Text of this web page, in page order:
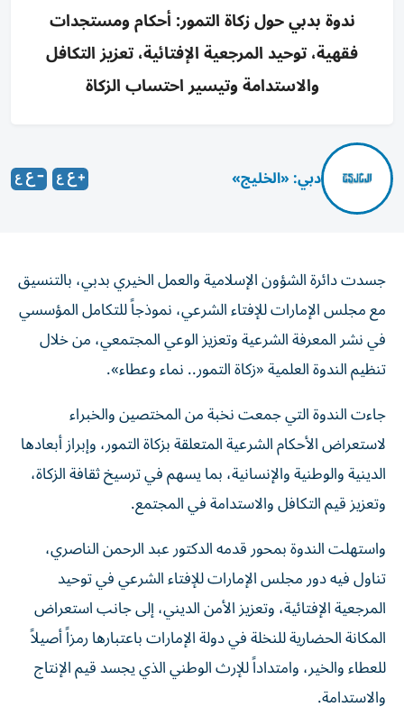
ندوة بدبي حول زكاة التمور: أحكام ومستجدات
فقهية، توحيد المرجعية الإفتائية، تعزيز التكافل
والاستدامة وتيسير احتساب الزكاة
دبي: «الخليج»
جسدت دائرة الشؤون الإسلامية والعمل الخيري بدبي، بالتنسيق
مع مجلس الإمارات للإفتاء الشرعي، نموذجاً للتكامل المؤسسي
في نشر المعرفة الشرعية وتعزيز الوعي المجتمعي، من خلال
تنظيم الندوة العلمية «زكاة التمور.. نماء وعطاء».
جاءت الندوة التي جمعت نخبة من المختصين والخبراء
لاستعراض الأحكام الشرعية المتعلقة بزكاة التمور، وإبراز أبعادها
الدينية والوطنية والإنسانية، بما يسهم في ترسيخ ثقافة الزكاة،
وتعزيز قيم التكافل والاستدامة في المجتمع.
واستهلت الندوة بمحور قدمه الدكتور عبد الرحمن الناصري،
تناول فيه دور مجلس الإمارات للإفتاء الشرعي في توحيد
المرجعية الإفتائية، وتعزيز الأمن الديني، إلى جانب استعراض
المكانة الحضارية للنخلة في دولة الإمارات باعتبارها رمزاً أصيلاً
للعطاء والخير، وامتداداً للإرث الوطني الذي يجسد قيم الإنتاج
والاستدامة.